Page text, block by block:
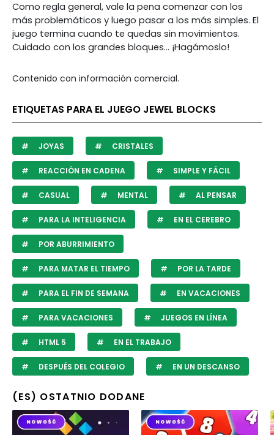
Como regla general, vale la pena comenzar con los
más problemáticos y luego pasar a los más simples. El
juego termina cuando te quedas sin movimientos.
Cuidado con los grandes bloques… ¡Hagámoslo!
Contenido con información comercial.
ETIQUETAS PARA EL JUEGO JEWEL BLOCKS
JOYAS CRISTALES
REACCIÓN EN CADENA SIMPLE Y FÁCIL
CASUAL MENTAL AL PENSAR
PARA LA INTELIGENCIA EN EL CEREBRO
POR ABURRIMIENTO
PARA MATAR EL TIEMPO POR LA TARDE
PARA EL FIN DE SEMANA EN VACACIONES
PARA VACACIONES JUEGOS EN LÍNEA
HTML 5 EN EL TRABAJO
DESPUÉS DEL COLEGIO EN UN DESCANSO
(ES) OSTATNIO DODANE